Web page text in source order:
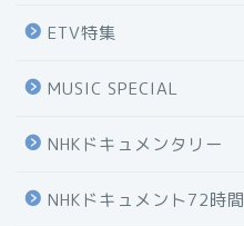
ETV特集
MUSIC SPECIAL
NHKドキュメンタリー
NHKドキュメント72時間